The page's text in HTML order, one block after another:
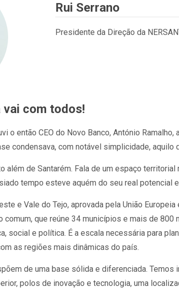
Rui Serrano
Presidente da Direção da
com todos!
o então CEO do Novo Banco, António
condensava, com notável simplicidade,
além de Santarém. Fala de um espaço
tempo esteve aquém do seu real potencial
e Vale do Tejo, aprovada pela União
que reúne 34 municípios e mais de
social e política. É a escala necessária para
as regiões mais dinâmicas do país.
de uma base sólida e diferenciada.
polos de inovação e tecnologia, uma